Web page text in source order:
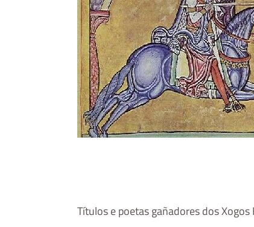
Títulos e poetas gañadores dos